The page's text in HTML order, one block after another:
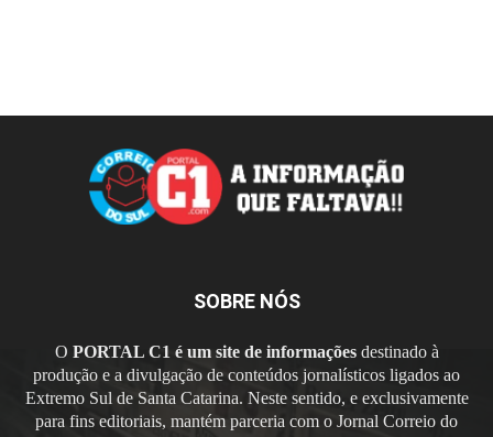
SOBRE NÓS
O PORTAL C1 é um site de informaçõesdestinado à
produção e a divulgação de conteúdos jornalísticos ligados ao
Extremo Sul de Santa Catarina. Neste sentido, e exclusivamente
para fins editoriais, mantém parceria com o Jornal Correio do